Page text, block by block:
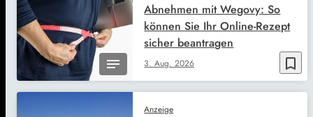
bookmark_border
3. Aug. 2026
Abnehmen mit Wegovy: So
können Sie Ihr Online-Rezept
sicher beantragen
Anzeige